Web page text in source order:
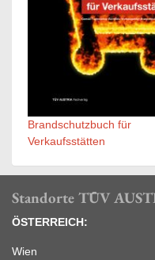
Brandschutzbuch für
Verkaufsstätten
Standorte TÜV
ÖSTERREICH:
Wien